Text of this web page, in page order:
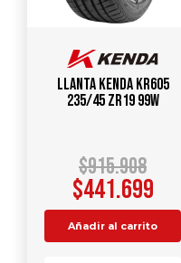
Llanta KENDA KR605
235/45 ZR19 99W
$915.908
$441.699
Añadir al carrito